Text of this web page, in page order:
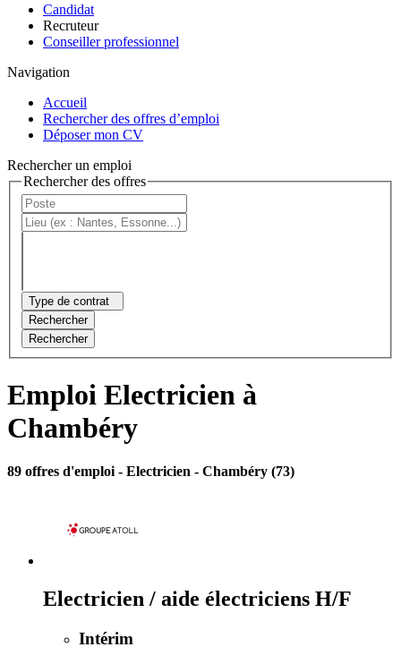
Candidat
Recruteur
Conseiller professionnel
Navigation
Accueil
Rechercher des offres d’emploi
Déposer mon CV
Rechercher un emploi
Rechercher des offres
Type de contrat
Rechercher
Rechercher
Emploi Electricien à
Chambéry
89 offres d'emploi - Electricien - Chambéry (73)
Electricien / aide électriciens H/F
Intérim